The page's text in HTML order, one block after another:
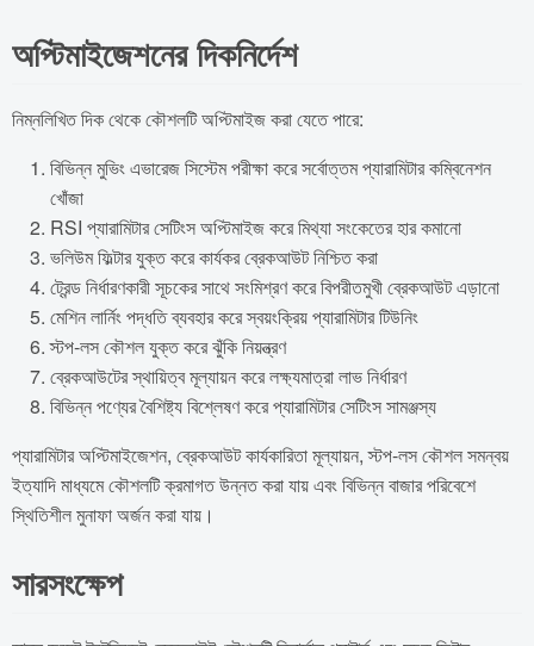
অপ্টিমাইজেশনের দিকনির্দেশ
নিম্নলিখিত দিক থেকে কৌশলটি অপ্টিমাইজ করা যেতে পারে:
বিভিন্ন মুভিং এভারেজ সিস্টেম পরীক্ষা করে সর্বোত্তম প্যারামিটার কম্বিনেশন
খোঁজা
RSI প্যারামিটার সেটিংস অপ্টিমাইজ করে মিথ্যা সংকেতের হার কমানো
ভলিউম ফিল্টার যুক্ত করে কার্যকর ব্রেকআউট নিশ্চিত করা
ট্রেন্ড নির্ধারণকারী সূচকের সাথে সংমিশ্রণ করে বিপরীতমুখী ব্রেকআউট এড়ানো
মেশিন লার্নিং পদ্ধতি ব্যবহার করে স্বয়ংক্রিয় প্যারামিটার টিউনিং
স্টপ-লস কৌশল যুক্ত করে ঝুঁকি নিয়ন্ত্রণ
ব্রেকআউটের স্থায়িত্ব মূল্যায়ন করে লক্ষ্যমাত্রা লাভ নির্ধারণ
বিভিন্ন পণ্যের বৈশিষ্ট্য বিশ্লেষণ করে প্যারামিটার সেটিংস সামঞ্জস্য
প্যারামিটার অপ্টিমাইজেশন, ব্রেকআউট কার্যকারিতা মূল্যায়ন, স্টপ-লস কৌশল সমন্বয়
ইত্যাদি মাধ্যমে কৌশলটি ক্রমাগত উন্নত করা যায় এবং বিভিন্ন বাজার পরিবেশে
স্থিতিশীল মুনাফা অর্জন করা যায়।
সারসংক্ষেপ